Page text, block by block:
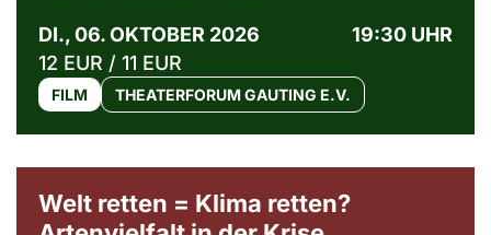
DI., 06. OKTOBER 2026
19:30 UHR
12 EUR / 11 EUR
FILM THEATERFORUM GAUTING E.V.
Welt retten = Klima retten?